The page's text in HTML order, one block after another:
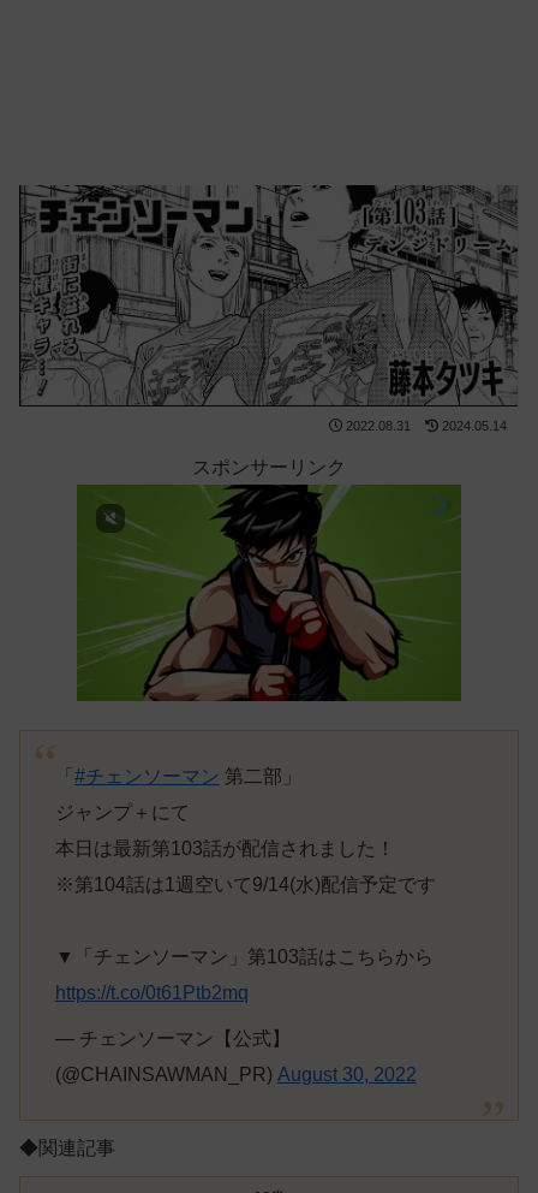
2022.08.31 2024.05.14
スポンサーリンク
「 #チェンソーマン 第二部」
ジャンプ＋にて
本日は最新第103話が配信されました！
※第104話は1週空いて9/14(水)配信予定です
▼「チェンソーマン」第103話はこちらから
https://t.co/0t61Ptb2mq
— チェンソーマン【公式】
(@CHAINSAWMAN_PR) August 30, 2022
◆関連記事